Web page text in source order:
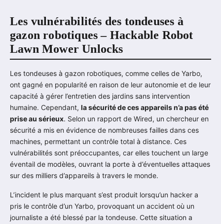
Les vulnérabilités des tondeuses à
gazon robotiques – Hackable Robot
Lawn Mower Unlocks
Les tondeuses à gazon robotiques, comme celles de Yarbo,
ont gagné en popularité en raison de leur autonomie et de leur
capacité à gérer l’entretien des jardins sans intervention
humaine. Cependant, la sécurité de ces appareils n’a pas été
prise au sérieux. Selon un rapport de Wired, un chercheur en
sécurité a mis en évidence de nombreuses failles dans ces
machines, permettant un contrôle total à distance. Ces
vulnérabilités sont préoccupantes, car elles touchent un large
éventail de modèles, ouvrant la porte à d’éventuelles attaques
sur des milliers d’appareils à travers le monde.
L’incident le plus marquant s’est produit lorsqu’un hacker a
pris le contrôle d’un Yarbo, provoquant un accident où un
journaliste a été blessé par la tondeuse. Cette situation a